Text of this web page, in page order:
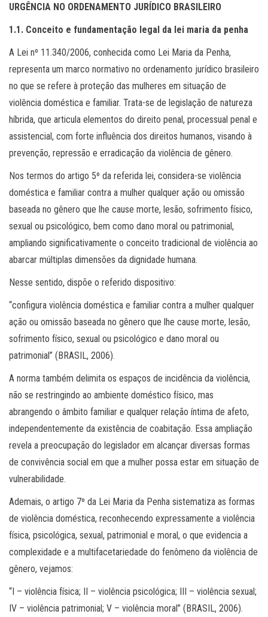
URGÊNCIA NO ORDENAMENTO JURÍDICO BRASILEIRO
1.1. Conceito e fundamentação legal da lei maria da penha
A Lei nº 11.340/2006, conhecida como Lei Maria da Penha,
representa um marco normativo no ordenamento jurídico brasileiro
no que se refere à proteção das mulheres em situação de
violência doméstica e familiar. Trata-se de legislação de natureza
híbrida, que articula elementos do direito penal, processual penal e
assistencial, com forte influência dos direitos humanos, visando à
prevenção, repressão e erradicação da violência de gênero.
Nos termos do artigo 5º da referida lei, considera-se violência
doméstica e familiar contra a mulher qualquer ação ou omissão
baseada no gênero que lhe cause morte, lesão, sofrimento físico,
sexual ou psicológico, bem como dano moral ou patrimonial,
ampliando significativamente o conceito tradicional de violência ao
abarcar múltiplas dimensões da dignidade humana.
Nesse sentido, dispõe o referido dispositivo:
“configura violência doméstica e familiar contra a mulher qualquer
ação ou omissão baseada no gênero que lhe cause morte, lesão,
sofrimento físico, sexual ou psicológico e dano moral ou
patrimonial” (BRASIL, 2006).
A norma também delimita os espaços de incidência da violência,
não se restringindo ao ambiente doméstico físico, mas
abrangendo o âmbito familiar e qualquer relação íntima de afeto,
independentemente da existência de coabitação. Essa ampliação
revela a preocupação do legislador em alcançar diversas formas
de convivência social em que a mulher possa estar em situação de
vulnerabilidade.
Ademais, o artigo 7º da Lei Maria da Penha sistematiza as formas
de violência doméstica, reconhecendo expressamente a violência
física, psicológica, sexual, patrimonial e moral, o que evidencia a
complexidade e a multifacetariedade do fenômeno da violência de
gênero, vejamos:
“I – violência física; II – violência psicológica; III – violência sexual;
IV – violência patrimonial; V – violência moral” (BRASIL, 2006).